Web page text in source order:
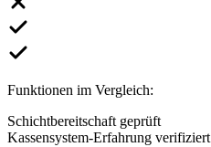
Funktionen im Vergleich:
Schichtbereitschaft geprüft
Kassensystem-Erfahrung verifiziert